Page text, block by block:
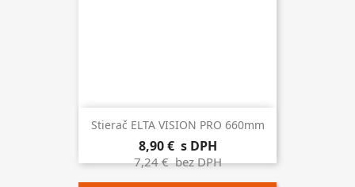
Stierač ELTA VISION PRO 660mm
8,90 € s DPH
7,24 €bez DPH